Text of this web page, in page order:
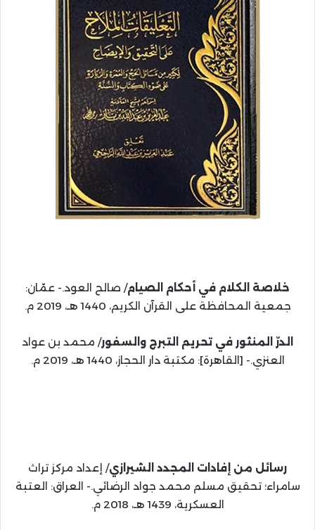
خلاصة الكلام في أحكام الصيام/ صالح العود.- عمّان:
جمعية المحافظة على القرآن الكريم، 1440 هـ، 2019 م.
الدرّ المنثور في تحريم التبرج والسفور/ محمد بن عواد
العنزي.- [القاهرة]: مكتبة دار الحجاز، 1440 هـ، 2019 م.
رسائل من إفادات المجدد الشيرازي/ إعداد مركز تراث
سامراء؛ تحقيق مسلم محمد جواد الرضائي.- العراق: العتبة
العسكرية، 1439 هـ، 2018 م.